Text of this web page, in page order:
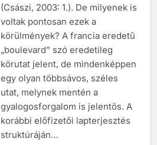
(Császi, 2003: 1.). De milyenek is
voltak pontosan ezek a
körülmények? A francia eredetű
„boulevard” szó eredetileg
körutat jelent, de mindenképpen
egy olyan többsávos, széles
utat, melynek mentén a
gyalogosforgalom is jelentős. A
korábbi előfizetői lapterjesztés
struktúráján…